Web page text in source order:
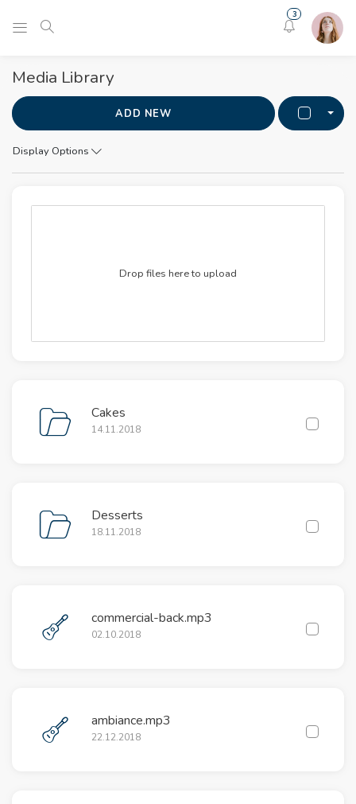
3
Media Library
ADD NEW
Display Options
Drop files here to upload
Cakes
14.11.2018
Desserts
18.11.2018
commercial-back.mp3
02.10.2018
ambiance.mp3
22.12.2018